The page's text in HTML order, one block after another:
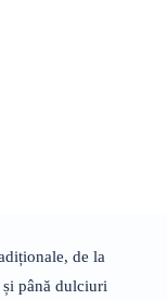
de la
până dulciuri